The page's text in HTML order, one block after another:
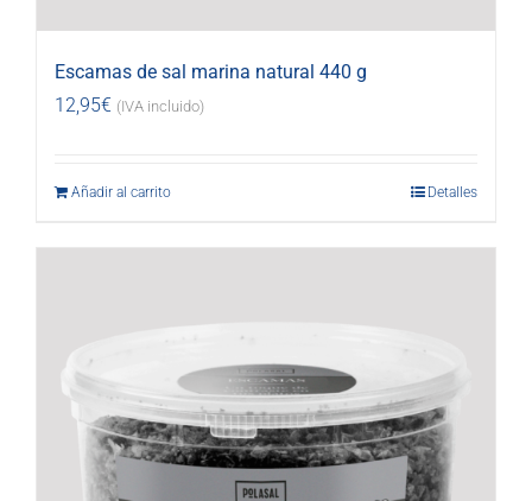
Escamas de sal marina natural 440 g
12,95€ (IVA incluido)
Añadir al carrito Detalles